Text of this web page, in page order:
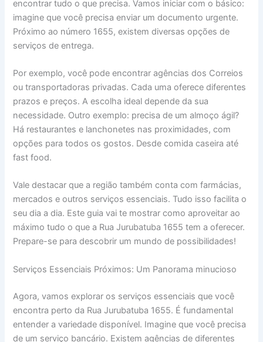
encontrar tudo o que precisa. Vamos iniciar com o básico:
imagine que você precisa enviar um documento urgente.
Próximo ao número 1655, existem diversas opções de
serviços de entrega.
Por exemplo, você pode encontrar agências dos Correios
ou transportadoras privadas. Cada uma oferece diferentes
prazos e preços. A escolha ideal depende da sua
necessidade. Outro exemplo: precisa de um almoço ágil?
Há restaurantes e lanchonetes nas proximidades, com
opções para todos os gostos. Desde comida caseira até
fast food.
Vale destacar que a região também conta com farmácias,
mercados e outros serviços essenciais. Tudo isso facilita o
seu dia a dia. Este guia vai te mostrar como aproveitar ao
máximo tudo o que a Rua Jurubatuba 1655 tem a oferecer.
Prepare-se para descobrir um mundo de possibilidades!
Serviços Essenciais Próximos: Um Panorama minucioso
Agora, vamos explorar os serviços essenciais que você
encontra perto da Rua Jurubatuba 1655. É fundamental
entender a variedade disponível. Imagine que você precisa
de um serviço bancário. Existem agências de diferentes